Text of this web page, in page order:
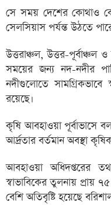
সে সময় দেশের কোথাও
সেলসিয়াস পর্যন্ত উঠতে
উত্তরাঞ্চল, উত্তর-পূর্বাঞ্চল ও
সময়ের জন্য নদ-নদীর
নদীগুলোতে সামগ্রিকভাবে
রয়েছে।
কৃষি আবহাওয়া পূর্বাভাসে
আর্দ্রতার বর্তমান অবস্থা
আবহাওয়া অধিদপ্তরের
স্বাভাবিকের তুলনায় প্রায়
বেশি অতিবৃষ্টি হয়েছে